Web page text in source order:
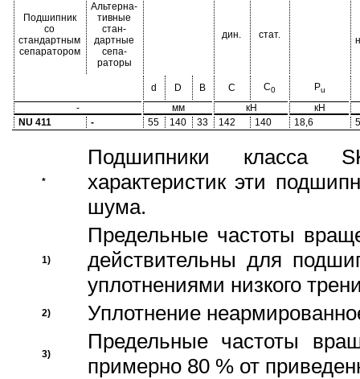
Подшипник
со
стандартным
сепаратором
Альтерна-
тивные
стан-
дартные
сепа-
раторы
дин. стат.
d D B C C0 Pu
- мм кН
кН
NU 411
- 55 140 33 142 140 18,6
*
Подшипники класса
характеристик эти
шума.
1)
Предельные частоты
действительны для
уплотнениями низкого
2) Уплотнение
3)
Предельные частоты
примерно 80 % от